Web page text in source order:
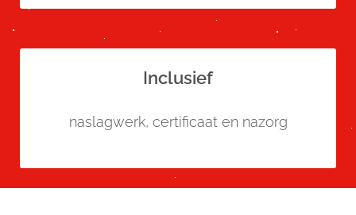
Inclusief
naslagwerk, certificaat en nazorg